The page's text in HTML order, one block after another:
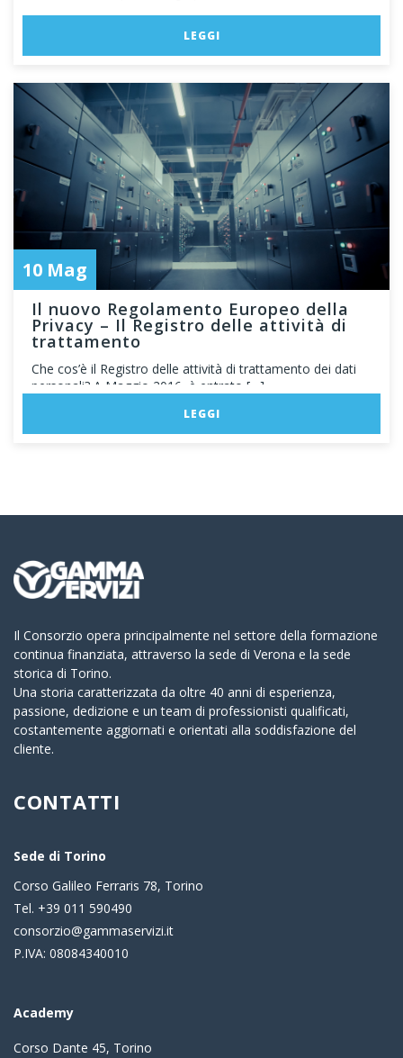
LEGGI
10 Mag
Il nuovo Regolamento Europeo della
Privacy – Il Registro delle attività di
trattamento
Che cos’è il Registro delle attività di trattamento dei dati
personali? A Maggio 2016, è entrato […]
LEGGI
Il Consorzio opera principalmente nel settore della formazione
continua finanziata, attraverso la sede di Verona e la sede
storica di Torino.
Una storia caratterizzata da oltre 40 anni di esperienza,
passione, dedizione e un team di professionisti qualificati,
costantemente aggiornati e orientati alla soddisfazione del
cliente.
CONTATTI
Sede di Torino
Corso Galileo Ferraris 78, Torino
Tel. +39 011 590490
consorzio@gammaservizi.it
P.IVA: 08084340010
Academy
Corso Dante 45, Torino